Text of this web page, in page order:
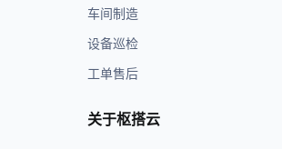
车间制造
设备巡检
工单售后
关于枢搭云